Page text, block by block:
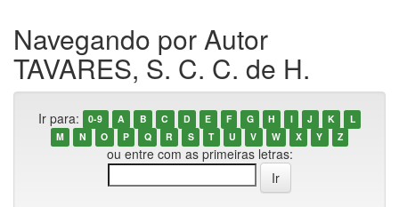
Navegando por Autor
TAVARES, S. C. C. de H.
Ir para: 0-9 A B C D E F G H I J K
L
M
N O P Q R S T U V W X Y Z
ou entre com as primeiras letras: